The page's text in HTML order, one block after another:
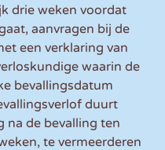
drie weken voordat
aanvragen bij de
een verklaring van
waarin de
bevallingsdatum
duurt
na de bevalling ten
te vermeerderen